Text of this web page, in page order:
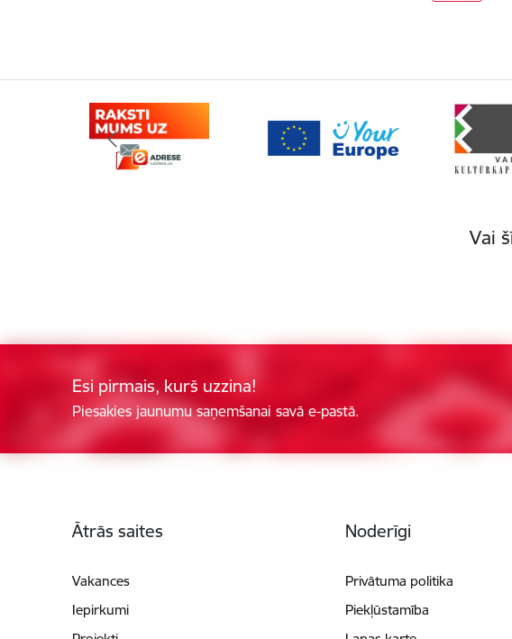
Vai
Esi pirmais, kurš uzzina!
Piesakies jaunumu saņemšanai savā e-pastā.
Ātrās saites
Vakances
Iepirkumi
Noderīgi
Privātuma politika
Piekļūstamība